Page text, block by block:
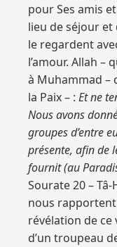
pour Ses amis
lieu de séjour et
le regardent
l’amour. Allah –
à Muhammad –
la Paix – : Et ne
Nous avons
groupes d’entre
présente, afin de
fournit (au
Sourate 20 –
nous rapportent
révélation de ce
d’un troupeau